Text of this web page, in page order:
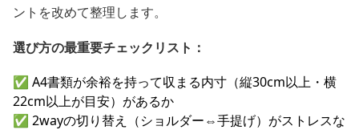
ントを改めて整理します。
選び方の最重要チェックリスト：
✅ A4書類が余裕を持って収まる内寸（縦30cm以上・横
22cm以上が目安）があるか
✅ 2wayの切り替え（ショルダー⇔手提げ）がストレスな